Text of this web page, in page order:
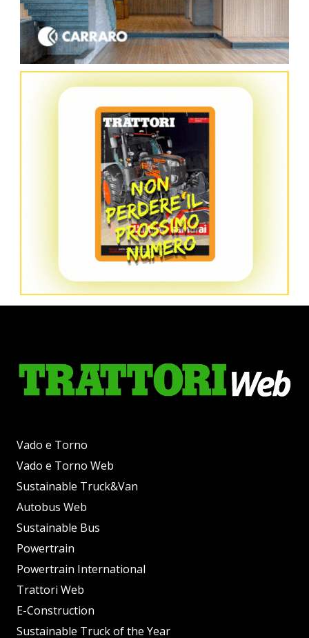
Vado e Torno
Vado e Torno Web
Sustainable Truck&Van
Autobus Web
Sustainable Bus
Powertrain
Powertrain International
Trattori Web
E-Construction
Sustainable Truck of the Year